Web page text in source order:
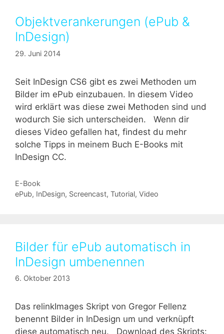
Objektverankerungen (ePub &
InDesign)
29. Juni 2014
Seit InDesign CS6 gibt es zwei Methoden um
Bilder im ePub einzubauen. In diesem Video
wird erklärt was diese zwei Methoden sind und
wodurch Sie sich unterscheiden. Wenn dir
dieses Video gefallen hat, findest du mehr
solche Tipps in meinem Buch E-Books mit
InDesign CC.
Kategorien
E-Book
Schlagwörter
ePub, InDesign, Screencast, Tutorial, Video
Bilder für ePub automatisch in
InDesign umbenennen
6. Oktober 2013
Das relinkImages Skript von Gregor Fellenz
benennt Bilder in InDesign um und verknüpft
diese automatisch neu. Download des Skripts: